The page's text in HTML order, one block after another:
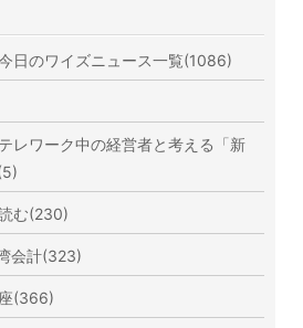
日のワイズニュース一覧(1086)
レワーク中の経営者と考える「新
む(230)
会計(323)
(366)